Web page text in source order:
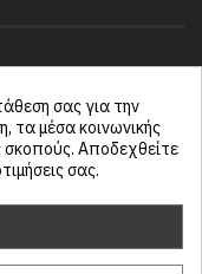
σας για την
τα μέσα κοινωνικής
σκοπούς. Αποδεχθείτε
σας.